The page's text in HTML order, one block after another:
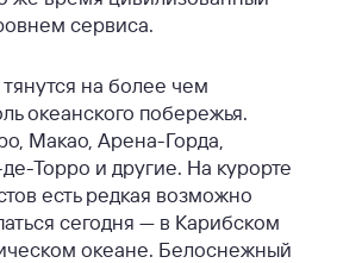
сервиса.
на более чем
океанского побережья.
Макао, Арена-Горда,
Торро и другие. На курорте
есть редкая возможно
сегодня — в Карибском
океане. Белоснежный